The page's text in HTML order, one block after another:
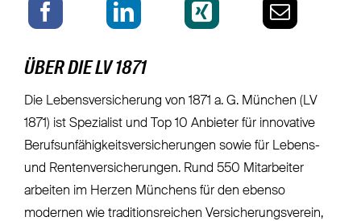
ÜBER DIE LV 1871
Die Lebensversicherung von 1871 a. G. München (LV
1871) ist Spezialist und Top 10 Anbieter für innovative
Berufsunfähigkeitsversicherungen sowie für Lebens-
und Rentenversicherungen. Rund 550 Mitarbeiter
arbeiten im Herzen Münchens für den ebenso
modernen wie traditionsreichen Versicherungsverein,